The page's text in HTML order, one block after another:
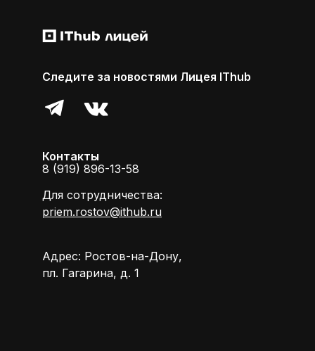
Контакты
Следите за новостями Лицея IThub
8 (919) 896-13-58
Для сотрудничества:
priem.rostov@ithub.ru
Адрес: Ростов-на-Дону,
пл. Гагарина, д. 1